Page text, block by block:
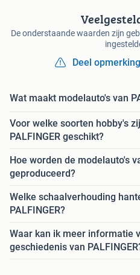
De onderstaande waarden zijn
Deel
Wat maakt modelauto's van
Voor welke soorten hobby's
PALFINGER geschikt?
Hoe worden de modelauto's
geproduceerd?
Welke schaalverhouding
PALFINGER?
Waar kan ik meer informatie
geschiedenis van